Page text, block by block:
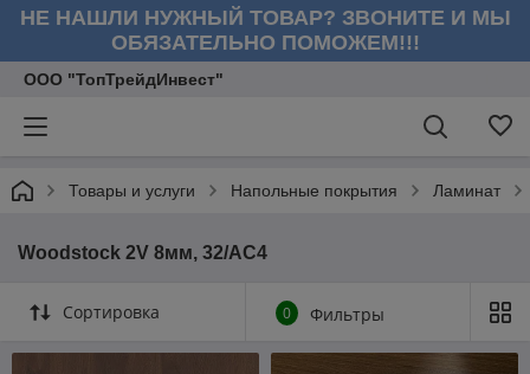
НЕ НАШЛИ НУЖНЫЙ ТОВАР? ЗВОНИТЕ И МЫ
ОБЯЗАТЕЛЬНО ПОМОЖЕМ!!!
ООО "ТопТрейдИнвест"
Товары и услуги Напольные покрытия Ламинат
Woodstock 2V 8мм, 32/AC4
Сортировка 0 Фильтры